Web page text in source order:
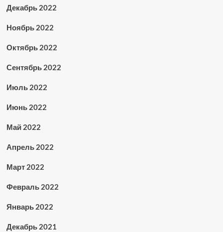
Декабрь 2022
Ноябрь 2022
Октябрь 2022
Сентябрь 2022
Июль 2022
Июнь 2022
Май 2022
Апрель 2022
Март 2022
Февраль 2022
Январь 2022
Декабрь 2021